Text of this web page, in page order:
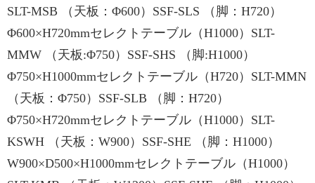
SLT-MSB （天板：Φ600）SSF-SLS （脚：H720）
Φ600×H720mmセレクトテーブル（H1000）SLT-
MMW （天板:Φ750）SSF-SHS （脚:H1000）
Φ750×H1000mmセレクトテーブル（H720）SLT-MMN
（天板：Φ750）SSF-SLB （脚：H720）
Φ750×H720mmセレクトテーブル（H1000）SLT-
KSWH （天板：W900）SSF-SHE （脚：H1000）
W900×D500×H1000mmセレクトテーブル（H1000）